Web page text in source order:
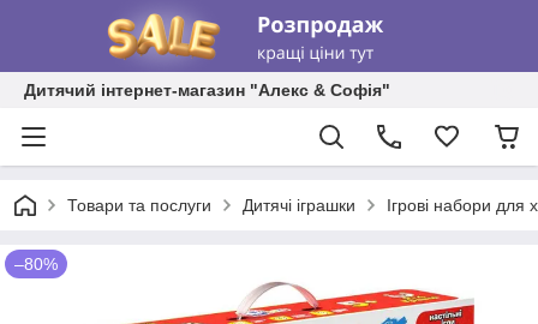
Дитячий інтернет-магазин "Алекс & Софія"
Товари та послуги Дитячі іграшки Ігрові набори для
–80%